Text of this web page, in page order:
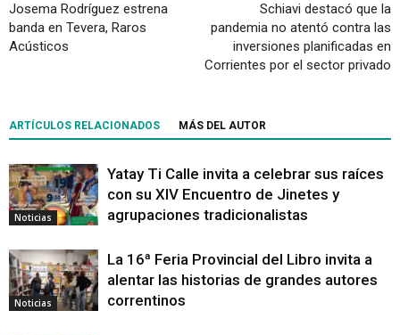
Josema Rodríguez estrena
banda en Tevera, Raros
Acústicos
Schiavi destacó que la
pandemia no atentó contra las
inversiones planificadas en
Corrientes por el sector privado
ARTÍCULOS RELACIONADOS MÁS DEL AUTOR
Noticias
Yatay Ti Calle invita a celebrar sus raíces
con su XIV Encuentro de Jinetes y
agrupaciones tradicionalistas
Noticias
La 16ª Feria Provincial del Libro invita a
alentar las historias de grandes autores
correntinos